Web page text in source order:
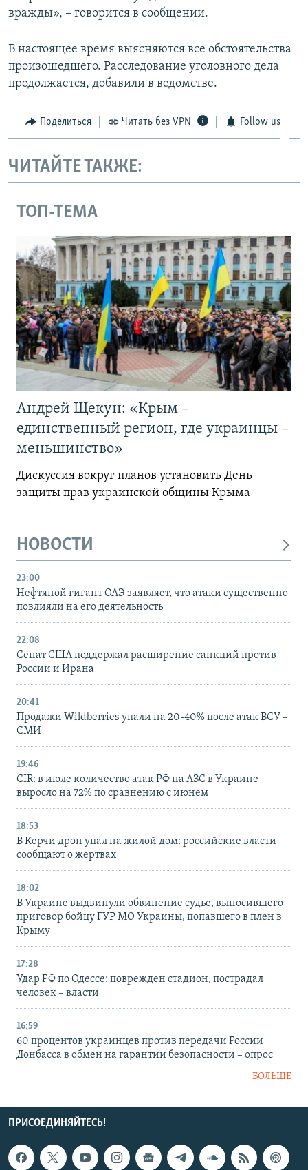
вражды», – говорится в сообщении.
В настоящее время выясняются все обстоятельства
произошедшего. Расследование уголовного дела
продолжается, добавили в ведомстве.
Поделиться Читать без VPN Follow us
ЧИТАЙТЕ ТАКЖЕ:
ТОП-ТЕМА
Андрей Щекун: «Крым –
единственный регион, где украинцы –
меньшинство»
Дискуссия вокруг планов установить День
защиты прав украинской общины Крыма
НОВОСТИ
23:00
Нефтяной гигант ОАЭ заявляет, что атаки существенно
повлияли на его деятельность
22:08
Сенат США поддержал расширение санкций против
России и Ирана
20:41
Продажи Wildberries упали на 20-40% после атак ВСУ –
СМИ
19:46
CIR: в июле количество атак РФ на АЗС в Украине
выросло на 72% по сравнению с июнем
18:53
В Керчи дрон упал на жилой дом: российские власти
сообщают о жертвах
18:02
В Украине выдвинули обвинение судье, выносившего
приговор бойцу ГУР МО Украины, попавшего в плен в
Крыму
17:28
Удар РФ по Одессе: поврежден стадион, пострадал
человек – власти
16:59
60 процентов украинцев против передачи России
Донбасса в обмен на гарантии безопасности – опрос
БОЛЬШЕ
ПРИСОЕДИНЯЙТЕСЬ!